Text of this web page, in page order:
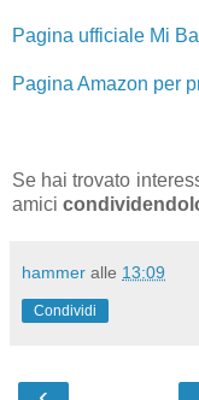
Pagina ufficiale Mi
Pagina Amazon per
Se hai trovato
amici
hammer alle 13:09
Condividi